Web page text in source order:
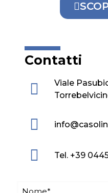
Contatti
Viale
Tel. +39